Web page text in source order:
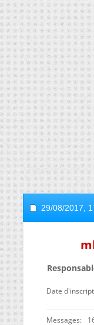
29/08/2017,
Date
Messages